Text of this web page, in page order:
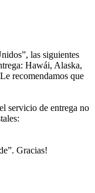
las siguientes
Hawái, Alaska,
recomendamos que
servicio de entrega no
Gracias!